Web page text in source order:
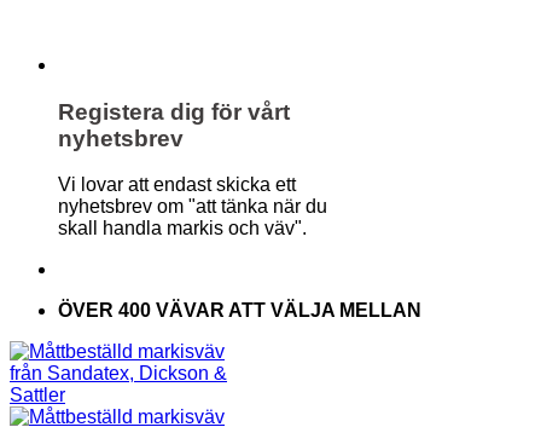
Registera dig för vårt
nyhetsbrev
Vi lovar att endast skicka ett
nyhetsbrev om "att tänka när du
skall handla markis och väv".
ÖVER 400 VÄVAR ATT VÄLJA MELLAN